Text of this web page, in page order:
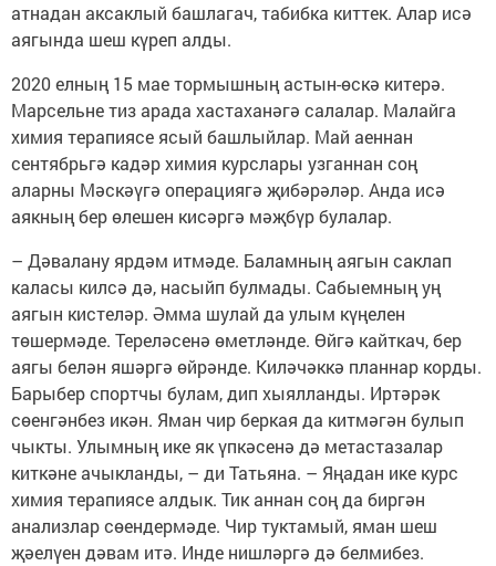
атнадан аксаклый башлагач, табибка киттек. Алар исә
аягында шеш күреп алды.
2020 елның 15 мае тормышның астын-өскә китерә.
Марсельне тиз арада хастаханәгә салалар. Малайга
химия терапиясе ясый башлыйлар. Май аеннан
сентябрьгә кадәр химия курслары узганнан соң
аларны Мәскәүгә операциягә җибәрәләр. Анда исә
аякның бер өлешен кисәргә мәҗбүр булалар.
– Дәвалану ярдәм итмәде. Баламның аягын саклап
каласы килсә дә, насыйп булмады. Сабыемның уң
аягын кистеләр. Әмма шулай да улым күңелен
төшермәде. Тереләсенә өметләнде. Өйгә кайткач, бер
аягы белән яшәргә өйрәнде. Киләчәккә планнар корды.
Барыбер спортчы булам, дип хыялланды. Иртәрәк
сөенгәнбез икән. Яман чир беркая да китмәгән булып
чыкты. Улымның ике як үпкәсенә дә метастазалар
киткәне ачыкланды, – ди Татьяна. – Яңадан ике курс
химия терапиясе алдык. Тик аннан соң да биргән
анализлар сөендермәде. Чир туктамый, яман шеш
җәелүен дәвам итә. Инде нишләргә дә белмибез.